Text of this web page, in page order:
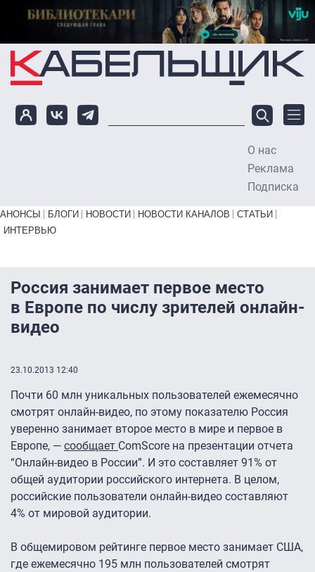
Перейти к основному содержанию
О нас
Реклама
Подписка
Primary links bottom
АНОНСЫ БЛОГИ НОВОСТИ НОВОСТИ КАНАЛОВ
СТАТЬИ
ИНТЕРВЬЮ
Россия занимает первое место
в Европе по числу зрителей онлайн-
видео
23.10.2013 12:40
Почти 60 млн уникальных пользователей ежемесячно
смотрят онлайн-видео, по этому показателю Россия
уверенно занимает второе место в мире и первое в
Европе, — сообщает ComScore на презентации отчета
“Онлайн-видео в России”. И это составляет 91% от
общей аудитории российского интернета. В целом,
российские пользователи онлайн-видео составляют
4% от мировой аудитории.
В общемировом рейтинге первое место занимает США,
где ежемесячно 195 млн пользователей смотрят